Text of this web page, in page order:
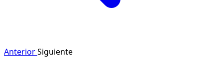
AnteriorSiguiente